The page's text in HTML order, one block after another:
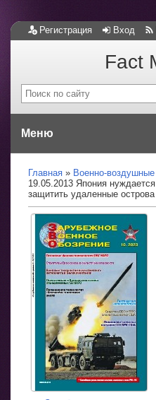
Регистрация Вход
Fact
Меню
Главная
Военно-
19.05.2013 Япония
защитить удаленные острова